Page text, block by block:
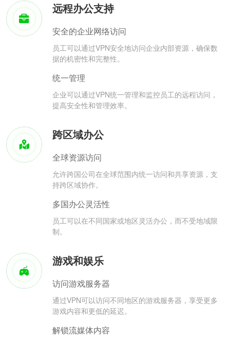
远程办公支持
安全的企业网络访问
员工可以通过VPN安全地访问企业内部资源，确保数
据的机密性和完整性。
统一管理
企业可以通过VPN统一管理和监控员工的远程访问，
提高安全性和管理效率。
跨区域办公
全球资源访问
允许跨国公司在全球范围内统一访问和共享资源，支
持跨区域协作。
多国办公灵活性
员工可以在不同国家或地区灵活办公，而不受地域限
制。
游戏和娱乐
访问游戏服务器
通过VPN可以访问不同地区的游戏服务器，享受更多
游戏内容和更低的延迟。
解锁流媒体内容